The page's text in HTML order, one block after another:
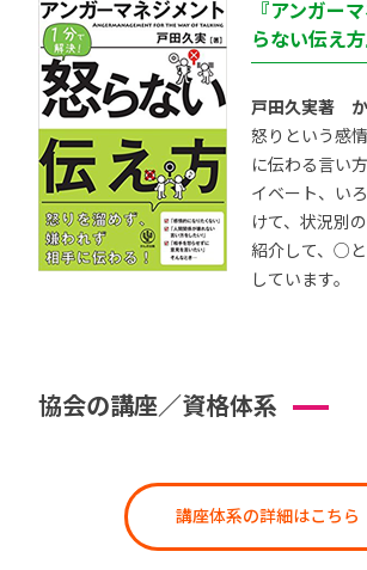
『アンガー
らない伝え方
戸田久実著
怒りという感
に伝わる言い
イベート、い
けて、状況別
紹介して、○
しています。
協会の講座／資格体系
講座体系の詳細はこちら